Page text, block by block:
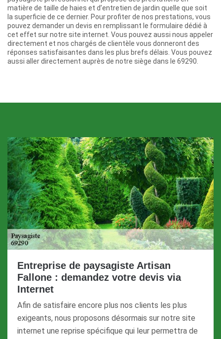
matière de taille de haies et d’entretien de jardin quelle que soit
la superficie de ce dernier. Pour profiter de nos prestations, vous
pouvez demander un devis en remplissant le formulaire dédié à
cet effet sur notre site internet. Vous pouvez aussi nous appeler
directement et nos chargés de clientèle vous donneront des
réponses satisfaisantes dans les plus brefs délais. Vous pouvez
aussi aller directement auprès de notre siège dans le 69290.
Entreprise de paysagiste Artisan
Fallone : demandez votre devis via
Internet
Afin de satisfaire encore plus nos clients les plus
exigeants, nous proposons désormais sur notre site
internet une reprise spécifique qui leur permettra de